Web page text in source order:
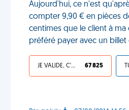
Aujourd'hui, ce n'est
compter 9,90 € en pièces
centimes que le client à ma
préféré payer avec un billet
JE VALIDE, C'EST UNE VDM 67 825